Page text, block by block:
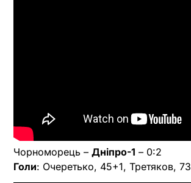
Чорноморець – Дніпро-1 – 0:2
Голи: Очеретько, 45+1, Третяков, 73